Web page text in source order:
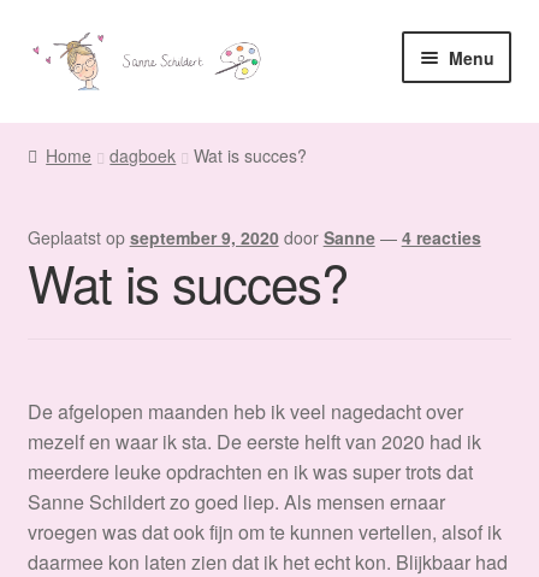
Ga
Ga
Menu
Home
Maatwerk
Winkel
Contact
Home dagboek Wat is succes?
Geplaatst op september 9, 2020 door Sanne — 4 reacties
Wat is succes?
De afgelopen maanden heb ik veel nagedacht over
mezelf en waar ik sta. De eerste helft van 2020 had ik
meerdere leuke opdrachten en ik was super trots dat
Sanne Schildert zo goed liep. Als mensen ernaar
vroegen was dat ook fijn om te kunnen vertellen, alsof ik
daarmee kon laten zien dat ik het echt kon. Blijkbaar had